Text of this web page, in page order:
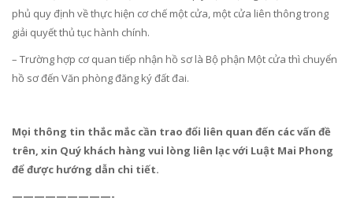
phủ quy định về thực hiện cơ chế một cửa, một cửa liên thông trong
giải quyết thủ tục hành chính.
– Trường hợp cơ quan tiếp nhận hồ sơ là Bộ phận Một cửa thì chuyển
hồ sơ đến Văn phòng đăng ký đất đai.
Mọi thông tin thắc mắc cần trao đổi liên quan đến các vấn đề
trên, xin Quý khách hàng vui lòng liên lạc với Luật Mai Phong
để được hướng dẫn chi tiết.
—————————-